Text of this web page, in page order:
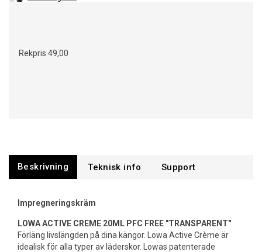
Rekpris 49,00
Beskrivning Support
Impregneringskräm
LOWA ACTIVE CREME 20ML PFC FREE "TRANSPARENT"
Förläng livslängden på dina kängor. Lowa Active Crème är
idealisk för alla typer av läderskor. Lowas patenterade